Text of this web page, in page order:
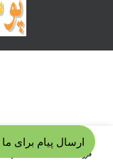
فروشگاه